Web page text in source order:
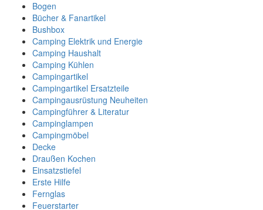
Bogen
Bücher & Fanartikel
Bushbox
Camping Elektrik und Energie
Camping Haushalt
Camping Kühlen
Campingartikel
Campingartikel Ersatzteile
Campingausrüstung Neuheiten
Campingführer & Literatur
Campinglampen
Campingmöbel
Decke
Draußen Kochen
Einsatzstiefel
Erste Hilfe
Fernglas
Feuerstarter